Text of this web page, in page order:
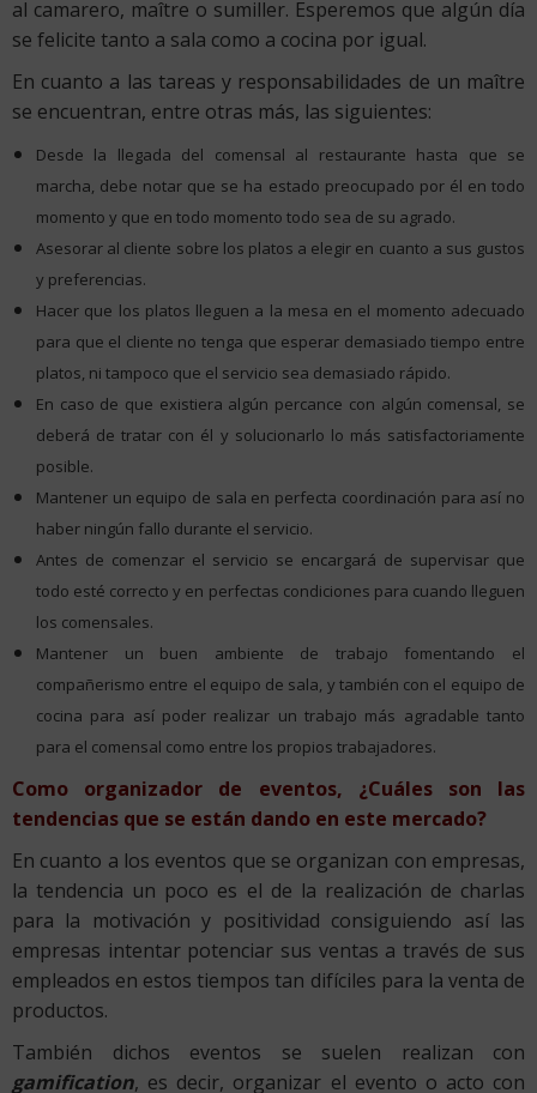
al camarero, maître o sumiller. Esperemos que algún día
se felicite tanto a sala como a cocina por igual.
En cuanto a las tareas y responsabilidades de un maître
se encuentran, entre otras más, las siguientes:
Desde la llegada del comensal al restaurante hasta que se
marcha, debe notar que se ha estado preocupado por él en todo
momento y que en todo momento todo sea de su agrado.
Asesorar al cliente sobre los platos a elegir en cuanto a sus gustos
y preferencias.
Hacer que los platos lleguen a la mesa en el momento adecuado
para que el cliente no tenga que esperar demasiado tiempo entre
platos, ni tampoco que el servicio sea demasiado rápido.
En caso de que existiera algún percance con algún comensal, se
deberá de tratar con él y solucionarlo lo más satisfactoriamente
posible.
Mantener un equipo de sala en perfecta coordinación para así no
haber ningún fallo durante el servicio.
Antes de comenzar el servicio se encargará de supervisar que
todo esté correcto y en perfectas condiciones para cuando lleguen
los comensales.
Mantener un buen ambiente de trabajo fomentando el
compañerismo entre el equipo de sala, y también con el equipo de
cocina para así poder realizar un trabajo más agradable tanto
para el comensal como entre los propios trabajadores.
Como organizador de eventos, ¿Cuáles son las
tendencias que se están dando en este mercado?
En cuanto a los eventos que se organizan con empresas,
la tendencia un poco es el de la realización de charlas
para la motivación y positividad consiguiendo así las
empresas intentar potenciar sus ventas a través de sus
empleados en estos tiempos tan difíciles para la venta de
productos.
También dichos eventos se suelen realizan con
gamification, es decir, organizar el evento o acto con